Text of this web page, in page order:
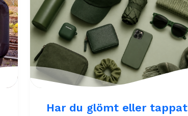
Har du glömt eller tappat